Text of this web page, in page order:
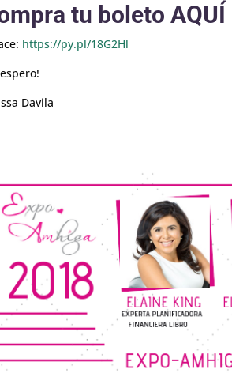
tu boletoAQUÍ
https://py.pl/18G2Hl
espero!
Davila